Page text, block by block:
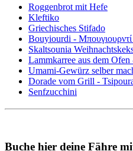
Roggenbrot mit Hefe
Kleftiko
Griechisches Stifado
Bouyiourdi -
Skaltsounia
Lammkarree aus dem
Umami-Gewürz selber
Dorade vom Grill -
Senfzucchini
Buche hier deine Fähre